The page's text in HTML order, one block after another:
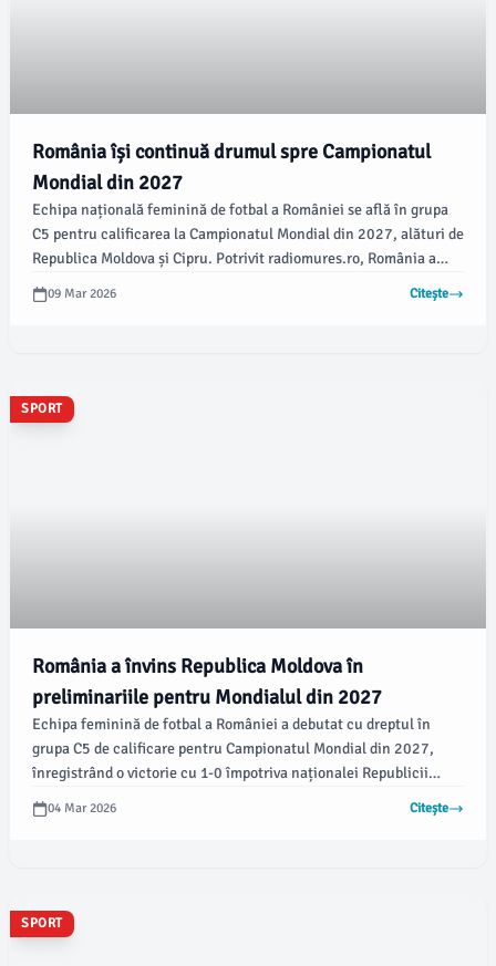
România își continuă drumul spre Campionatul
Mondial din 2027
Echipa națională feminină de fotbal a României se află în grupa
C5 pentru calificarea la Campionatul Mondial din 2027, alături de
Republica Moldova și Cipru. Potrivit radiomures.ro, România a
obținut o victorie impresionantă în al doilea meci, desfășurat pe 7
martie, pe stadionul „Ethnikos Achnas” din Ayia Napa, în fața
09 Mar 2026 Citește
SPORT
România a învins Republica Moldova în
preliminariile pentru Mondialul din 2027
Echipa feminină de fotbal a României a debutat cu dreptul în
grupa C5 de calificare pentru Campionatul Mondial din 2027,
înregistrând o victorie cu 1-0 împotriva naționalei Republicii
Moldova, pe Stadionul Complexului Sportiv Național „Arcul de
Triumf” din București, notează radiomures.ro. Golul decisiv a fost
04 Mar 2026 Citește
SPORT